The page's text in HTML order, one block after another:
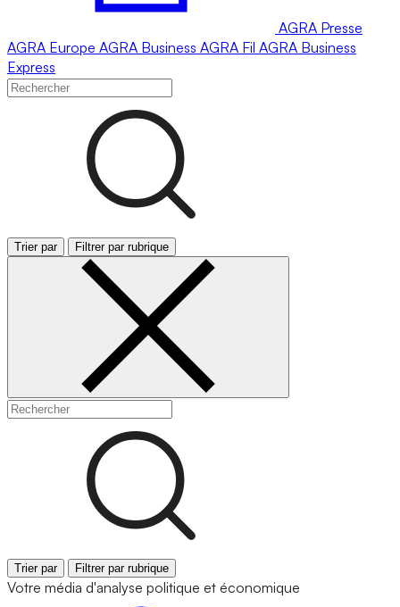
AGRA Presse
AGRA Europe AGRA Business AGRA Fil AGRA Business
Express
Trier par Filtrer par rubrique
Trier par Filtrer par rubrique
Votre média d'analyse politique et économique